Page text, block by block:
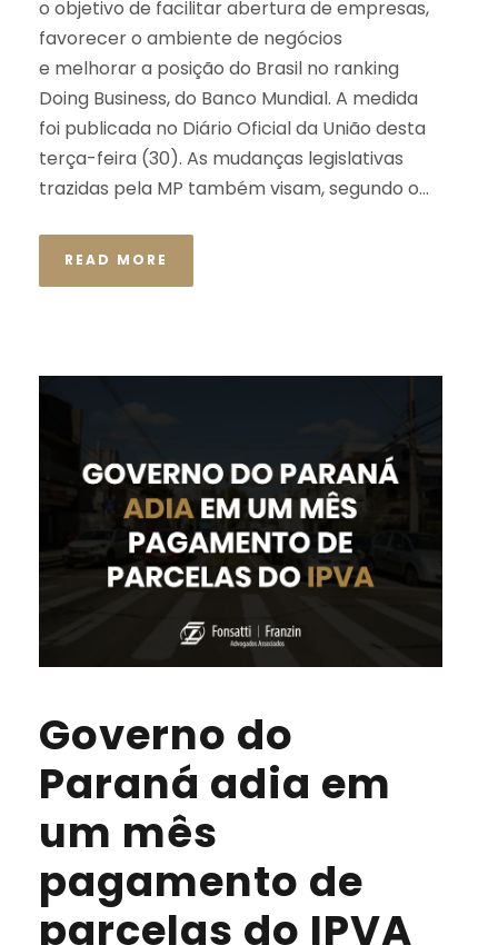
o objetivo de facilitar abertura de empresas,
favorecer o ambiente de negócios
e melhorar a posição do Brasil no ranking
Doing Business, do Banco Mundial. A medida
foi publicada no Diário Oficial da União desta
terça-feira (30). As mudanças legislativas
trazidas pela MP também visam, segundo o...
READ MORE
Governo do
Paraná adia em
um mês
pagamento de
parcelas do IPVA